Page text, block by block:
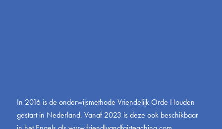
In 2016 is de onderwijsmethode Vriendelijk Orde Houden
gestart in Nederland. Vanaf 2023 is deze ook beschikbaar